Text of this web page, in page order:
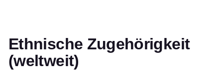
Ethnische Zugehörigkeit
(weltweit)